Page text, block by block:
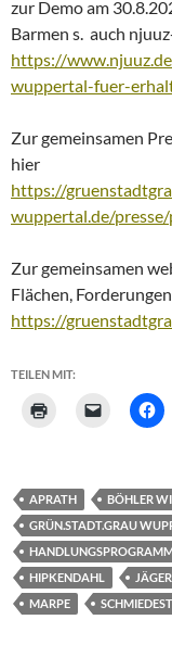
zur Demo am
Barmen s. auch
https://
wuppertal-fuer-
Zur gemeinsamen
hier
https://
wuppertal.de/
Zur gemeinsamen
Flächen,
https://
TEILEN MIT:
APRATH BÖHLER
GRÜN.STADT.GRAU
HIPKENDAHL
MARPE